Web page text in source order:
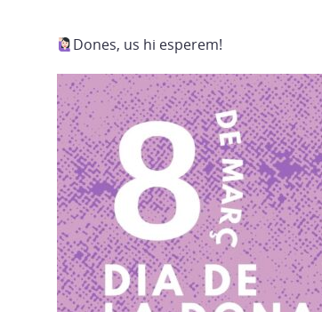
Dones, us hi esperem!